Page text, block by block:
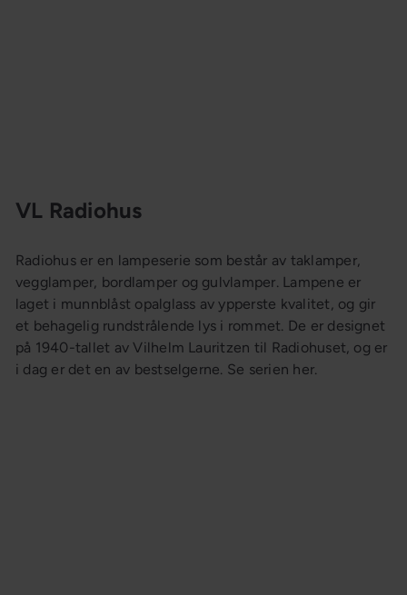
VL Radiohus
Radiohus er en lampeserie som består av taklamper,
vegglamper, bordlamper og gulvlamper. Lampene er
laget i munnblåst opalglass av ypperste kvalitet, og gir
et behagelig rundstrålende lys i rommet. De er designet
på 1940-tallet av Vilhelm Lauritzen til Radiohuset, og er
i dag er det en av bestselgerne. Se serien her.